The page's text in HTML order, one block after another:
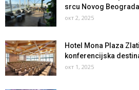
srcu Novog Beograda
окт 2, 2025
Hotel Mona Plaza
konferencijska
окт 1, 2025